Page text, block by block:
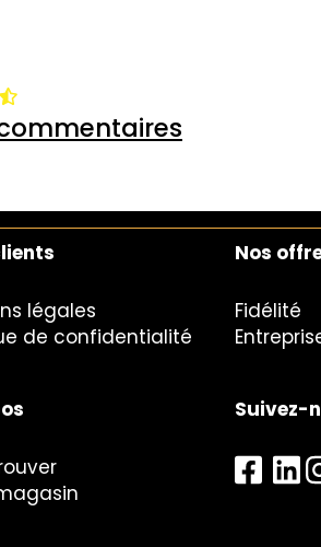
légales
de confidentialité
Nos
Fidélité
Suivez-